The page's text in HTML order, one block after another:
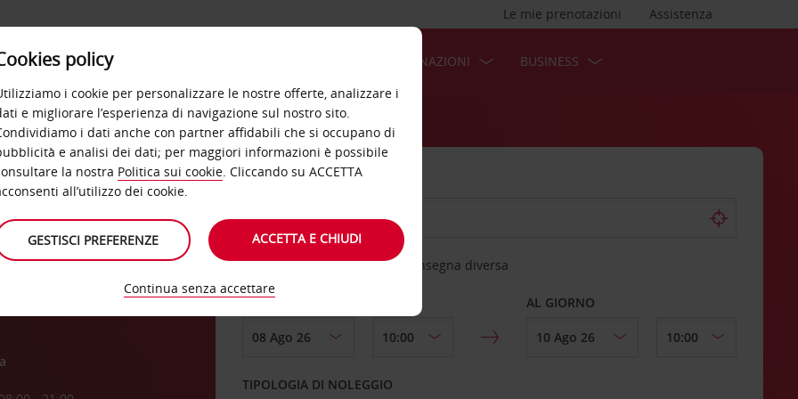
Assistenza
Le mie prenotazioni
OFFERTE DESTINAZIONI BUSINESS
Scegli una località di riconsegna diversa
DAL GIORNO AL GIORNO
TIPOLOGIA DI NOLEGGIO
policy
i cookie per personalizzare le nostre offerte, analizzare i
e migliorare l’esperienza di navigazione sul nostro sito.
i dati anche con partner affidabili che si occupano di
e analisi dei dati; per maggiori informazioni è possibile
la nostra Politica sui cookie. Cliccando su ACCETTA
all’utilizzo dei cookie.
GESTISCI PREFERENZE ACCETTA E CHIUDI
Continua senza accettare